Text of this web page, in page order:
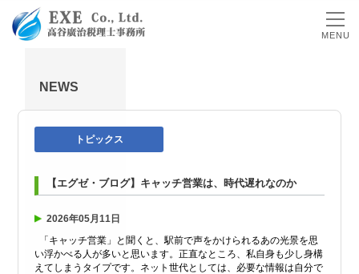
MENU
NEWS
トピックス
【エグゼ・ブログ】キャッチ営業は、時代遅れなのか
2026年05月11日
「キャッチ営業」と聞くと、駅前で声をかけられるあの光景を思
い浮かべる人が多いと思います。正直なところ、私自身も少し身構
えてしまうタイプです。ネット世代としては、必要な情報は自分で